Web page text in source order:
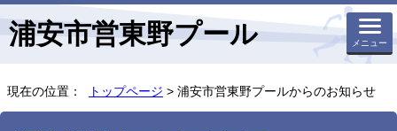
浦安市営東野プール メニュー
現在の位置： トップページ > 浦安市営東野プールからのお知らせ